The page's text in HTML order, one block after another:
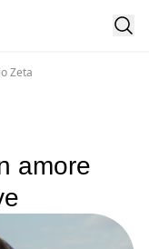
Zeta
amore